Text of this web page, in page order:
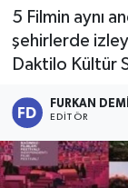
5 Filmin aynı
şehirlerde
Daktilo Kültür
FURKAN
EDITÖR
Süper Lig
Haber